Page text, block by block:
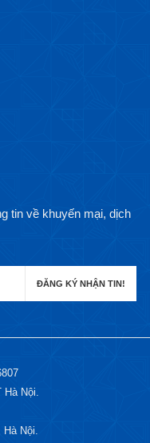
tin về khuyến mại, dịch
Hà Nội.
Nội.